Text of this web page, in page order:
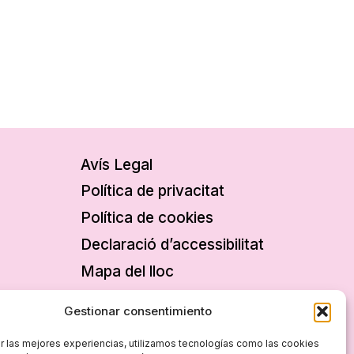
Gestionar consentimiento
las mejores experiencias, utilizamos tecnologías como las cookies
Avís Legal
Política de privacitat
Política de cookies
Declaració d’accessibilitat
Mapa del lloc